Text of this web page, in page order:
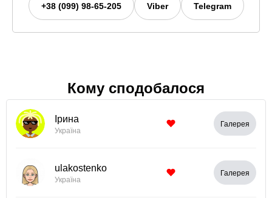
+38 (099) 98-65-205 Viber Telegram
Кому сподобалося
Ірина
Україна
Галерея
ulakostenko
Україна
Галерея